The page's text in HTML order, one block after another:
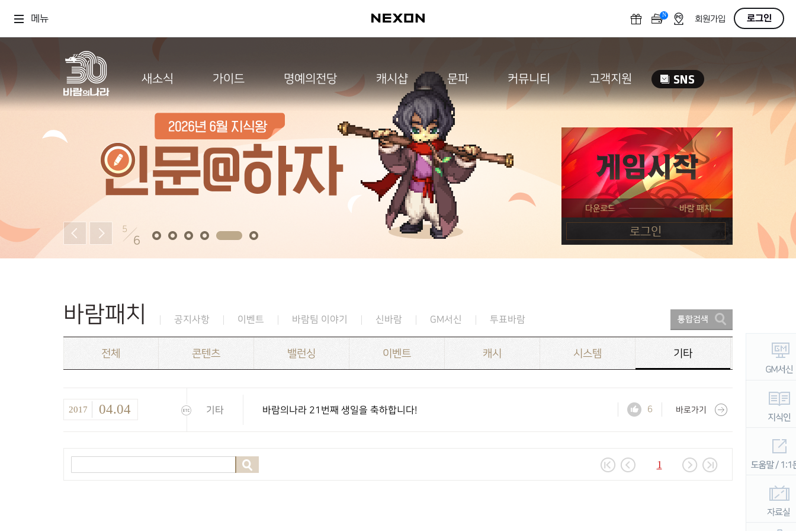
메뉴 N OFF회원가입 로그인
새소식 가이드 명예의전당 캐시샵 문파 커뮤니티 고객지원
5
6
바람패치 공지사항 이벤트 바람팀 이야기 신바람 GM서신 투표바람
전체 콘텐츠 밸런싱 이벤트 캐시 시스템 기타
2017 04.04 기타 바람의나라 21번째 생일을 축하합니다! 바로가기
6
1